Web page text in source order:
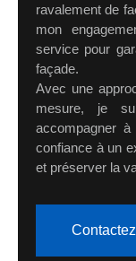
ravalement de
mon
service pour
façade.
Avec une
mesure, je
accompagner
confiance à un
et préserver la